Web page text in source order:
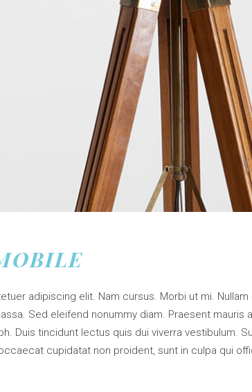
adipiscing elit. Nam cursus. Morbi ut mi.
Sed eleifend nonummy diam. Praesent mauris
Duis tincidunt lectus quis dui viverra vestibulum.
cupidatat non proident, sunt in culpa qui